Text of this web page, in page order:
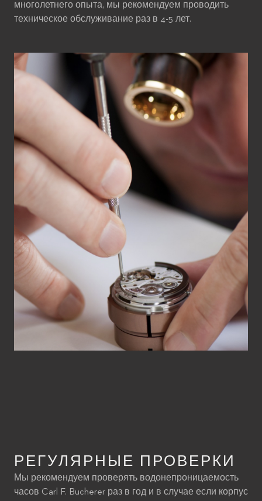
многолетнего опыта, мы рекомендуем проводить
техническое обслуживание раз в 4-5 лет.
РЕГУЛЯРНЫЕ ПРОВЕРКИ
Мы рекомендуем проверять водонепроницаемость
часов Carl F. Bucherer раз в год и в случае если корпус